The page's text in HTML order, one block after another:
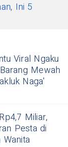
Ini 5
Viral Ngaku
Mewah
Naga'
Miliar,
Pesta di